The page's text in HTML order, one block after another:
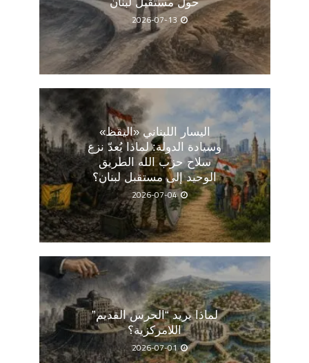
2026-07-13
اليسار اللبناني «اليقظ»
وسيادة الدولة: لماذا يُعدّ نزع
سلاح حزب الله الطريق
الوحيد إلى مستقبل لبنان؟
2026-07-04
لماذا يريد “الحرس القديم”
اللامركزية؟
2026-07-01